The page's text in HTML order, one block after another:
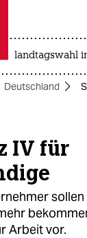
taz zahl ich
taz zahl ich
landtagswahl
Deutschland
IV für
Arbeit vor.